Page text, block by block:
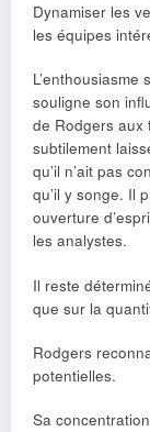
Dynamiser les
les équipes
souligne son
de Rodgers aux
subtilement
qu’il n’ait pas
qu’il y songe. Il
ouverture
les analystes.
Il reste
que sur la
Rodgers
potentielles.
Sa